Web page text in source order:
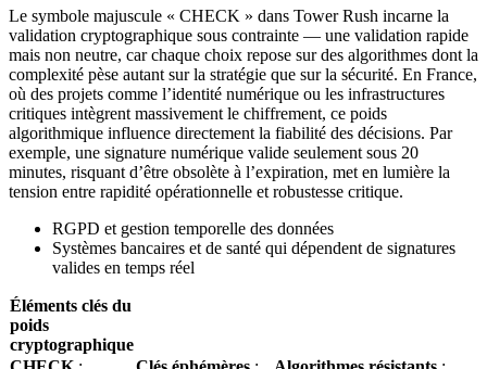
Le symbole majuscule « CHECK » dans Tower Rush incarne la
validation cryptographique sous contrainte — une validation rapide
mais non neutre, car chaque choix repose sur des algorithmes dont la
complexité pèse autant sur la stratégie que sur la sécurité. En France,
où des projets comme l’identité numérique ou les infrastructures
critiques intègrent massivement le chiffrement, ce poids
algorithmique influence directement la fiabilité des décisions. Par
exemple, une signature numérique valide seulement sous 20
minutes, risquant d’être obsolète à l’expiration, met en lumière la
tension entre rapidité opérationnelle et robustesse critique.
RGPD et gestion temporelle des données
Systèmes bancaires et de santé qui dépendent de signatures
valides en temps réel
Éléments clés du
poids
cryptographique